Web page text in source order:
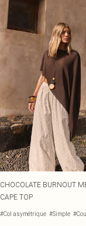
CHOCOLATE BURNOUT
CAPE TOP
#Col asymétrique #Simple